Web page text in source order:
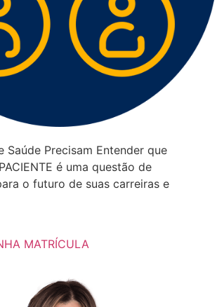
Saúde Precisam Entender que
é uma questão de
o futuro de suas carreiras e
MATRÍCULA